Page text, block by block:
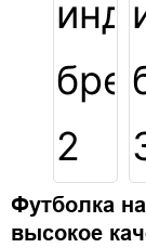
Футболка
высокое